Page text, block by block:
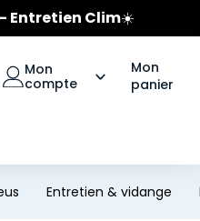
Entretien Clim☀️
Bridgestone
sur les pneus Bridgestone
Mon
compte
Mon
panier
Entretien & vidange